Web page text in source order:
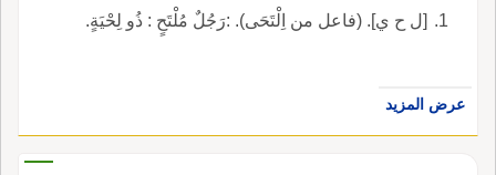
[ل ح ي]. (فاعل من اِلْتَحَى). :رَجُلٌ مُلْتَحٍ : ذُو لِحْيَةٍ.
عرض المزيد